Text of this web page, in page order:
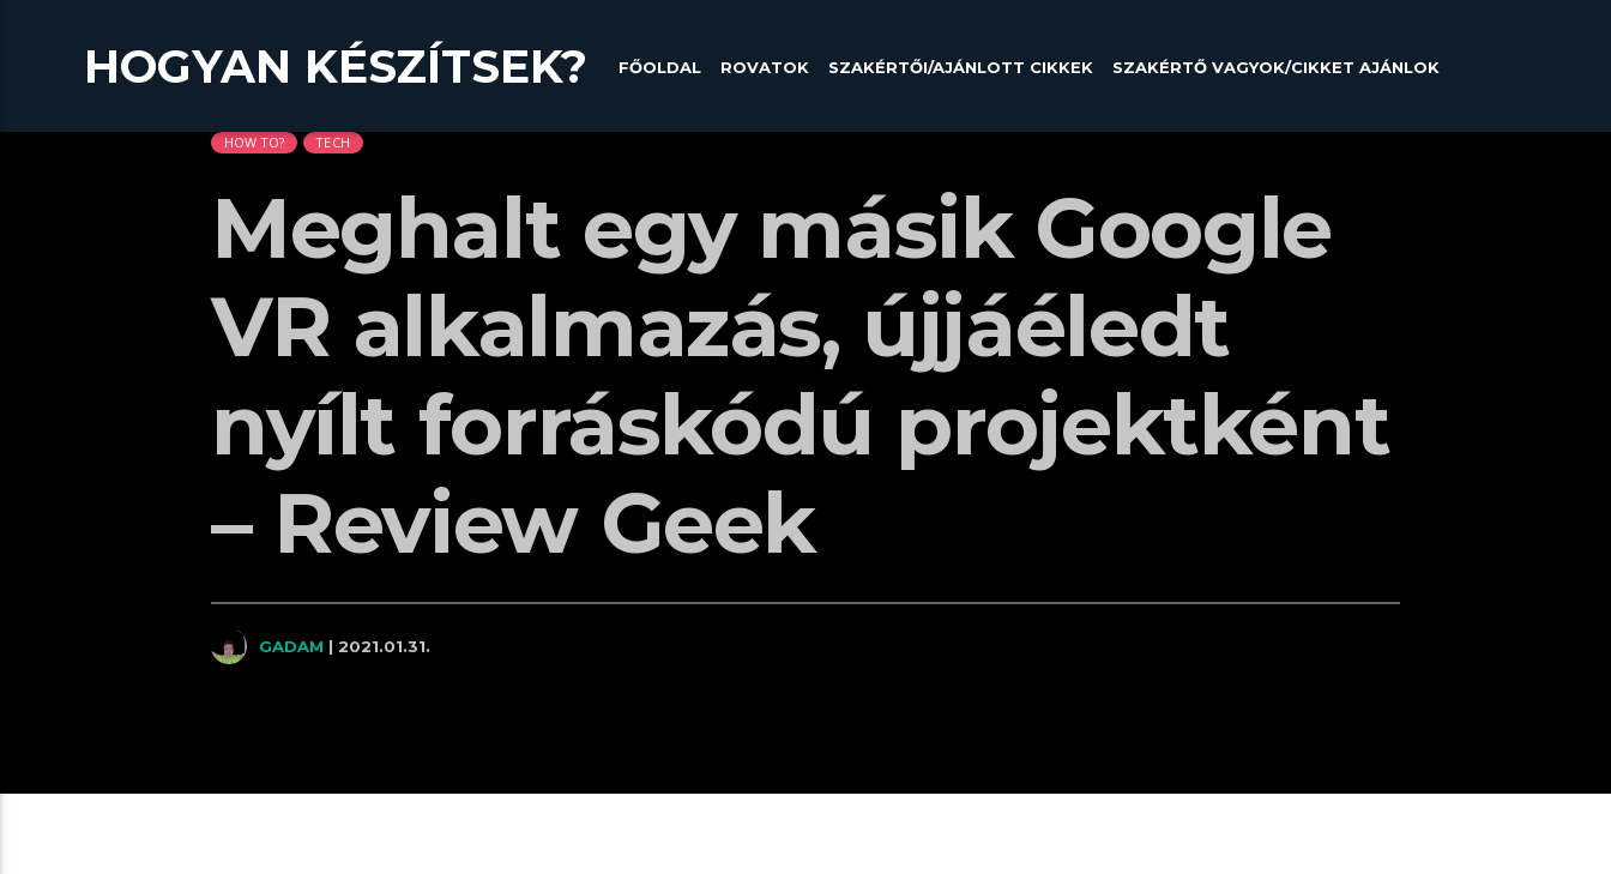
HOGYAN KÉSZÍTSEK? FŐOLDAL ROVATOK SZAKÉRTŐI/AJÁNLOTT CIKKEK SZAKÉRTŐ VAGYOK/CIKKET AJÁNLOK
HOW TO? TECH
Meghalt egy másik Google
VR alkalmazás, újjáéledt
nyílt forráskódú projektként
– Review Geek
GADAM | 2021.01.31.